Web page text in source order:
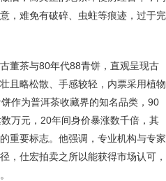
，难免有破碎、虫蛀等痕迹，过于完
董茶与80年代88青饼，直观呈现古
且略松散、手感较轻，内票采用植物
作为普洱茶收藏界的知名品类，90
万元，20年间身价暴涨数千倍，其
重要标志。他强调，专业机构与专家
，仕宏拍卖之所以能获得市场认可，